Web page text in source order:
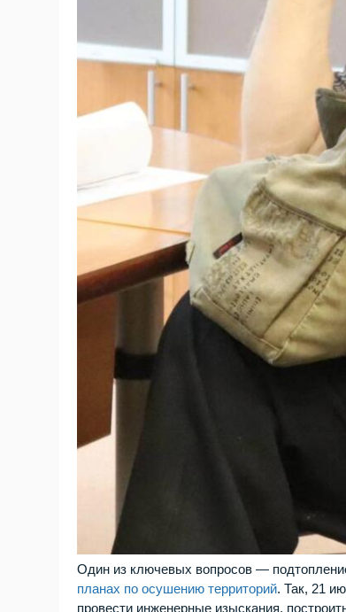
Один из ключевых вопросов —
планах по осушению территорий. Так, 21
провести инженерные изыскания,